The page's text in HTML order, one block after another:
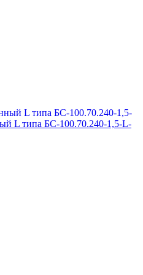
L типа БС-100.70.240-1,5-L-